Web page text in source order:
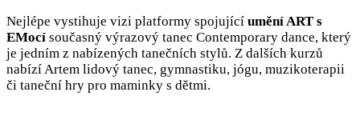
Nejlépe vystihuje vizi platformy spojující umění ART s
EMocí současný výrazový tanec Contemporary dance, který
je jedním z nabízených tanečních stylů. Z dalších kurzů
nabízí Artem lidový tanec, gymnastiku, jógu, muzikoterapii
či taneční hry pro maminky s dětmi.